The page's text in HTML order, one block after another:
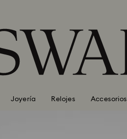
Joyería Relojes Accesorios